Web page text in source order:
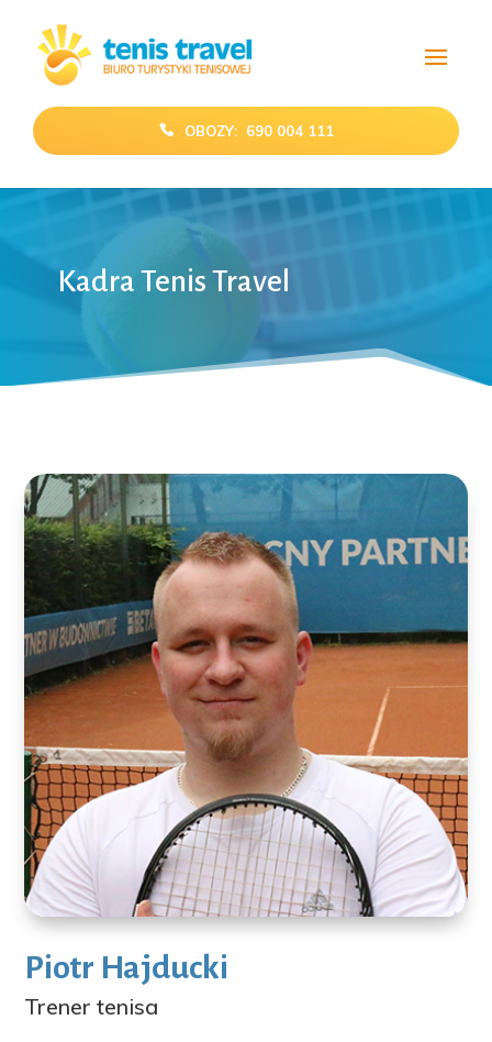
OBOZY: 690 004 111
Kadra Tenis Travel
Piotr Hajducki
Trener tenisa